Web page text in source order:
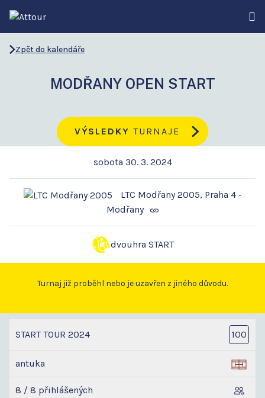
Zpět do kalendáře
MODŘANY OPEN START
VÝSLEDKY TURNAJE
sobota 30. 3. 2024
LTC Modřany 2005, Praha 4 -
Modřany
dvouhra START
Turnaj již proběhl nebo je uzavřen z jiného důvodu.
START TOUR 2024 100
antuka
8 / 8 přihlášených